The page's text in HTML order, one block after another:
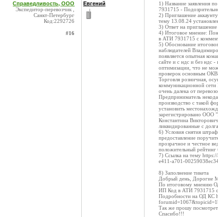
Справедливость, ООО
Экспедитор-перевозчик ,
Санкт-Петербург
Код:2292726
#16
Евгений
1) Название заявления
7931715 -
2) Приглашение
тему 13.08.24
3) Ответ на
4) Итоговое мнение:
в ATИ 7931715 с
5) Обоснование
наблюдателей
появляется опытная
сайте и с ндс и без ндс
оптимизации, что не
проверок основным
Торговля розничная,
коммуникационной сети
очень далека от
Предприниматель
производство с такой
установить
зарегистрировано ООО
Константина
ликвидированные с
6) Условия снятия
предоставление
прозрачное и честное
положительный рейтинг
7) Ссылка на тему
e411-a701-
8) Заполнение тикета
Добрый день, Дорогие
По итоговому мнению
ИП Код в ATИ 7931715 с
Подробности на ОД КС
Так же прошу
Спасибо!!!